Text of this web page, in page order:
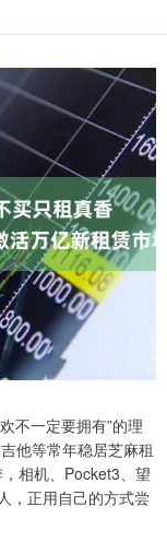
不一定要拥有”的理
他等常年稳居芝麻租
相机、Pocket3、望
，正用自己的方式尝